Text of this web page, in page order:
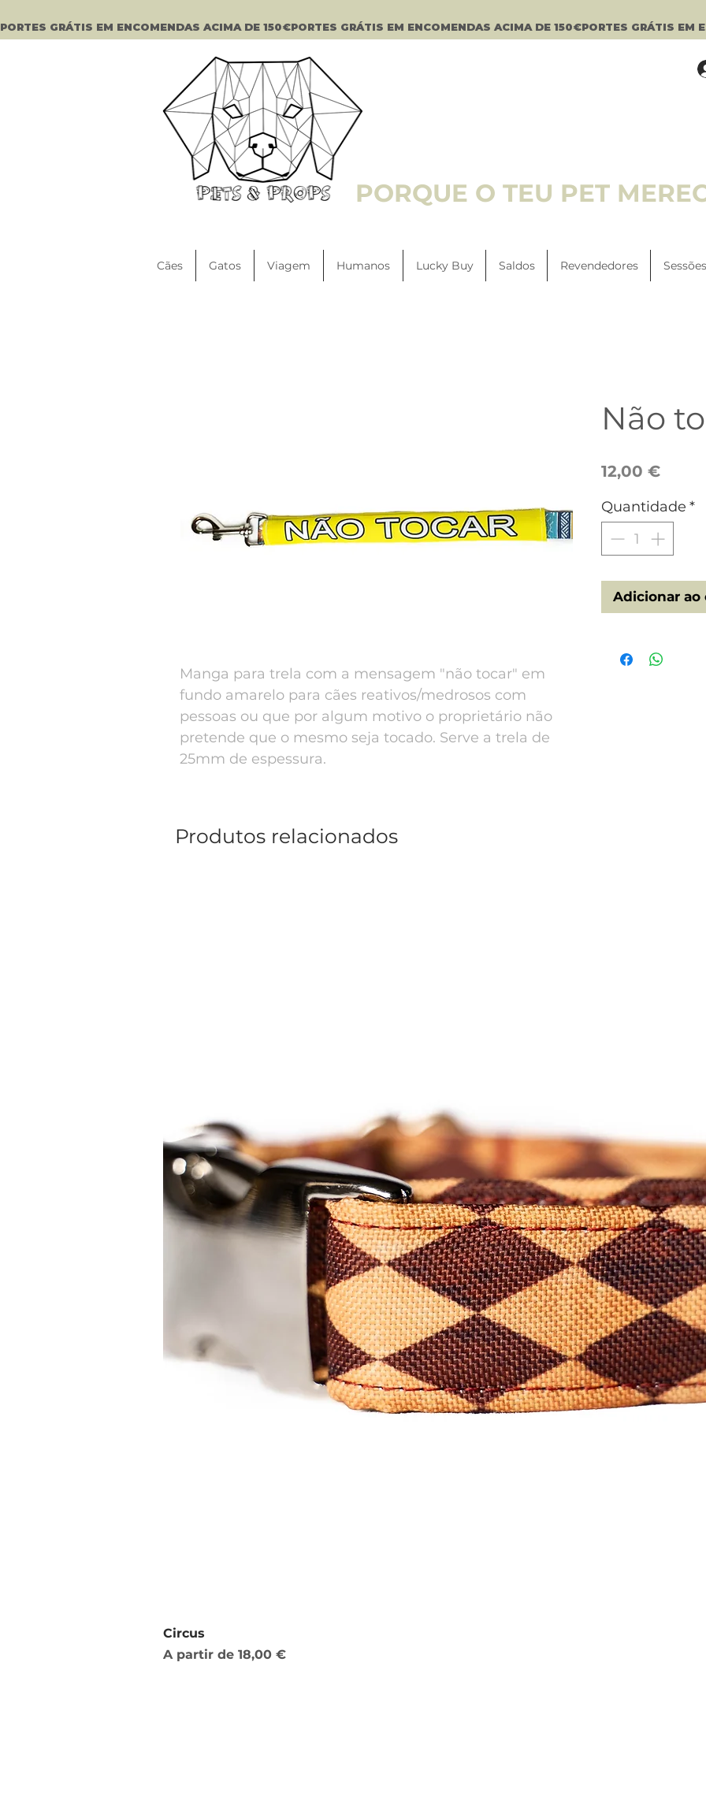
PORTES GRÁTIS EM ENCOMENDAS ACIMA DE 150€
PORQUE O TEU PET
Cães Gatos Viagem Humanos Lucky Buy Saldos Revendedores
Manga para trela com a mensagem "não tocar" em
fundo amarelo para cães reativos/medrosos com
pessoas ou que por algum motivo o proprietário não
pretende que o mesmo seja tocado. Serve a trela de
25mm de espessura.
Não
12,00 €Preço
Quantidade *
Adicionar ao
Produtos relacionados
Circus
A partir de 18,00 €
Preço promocional